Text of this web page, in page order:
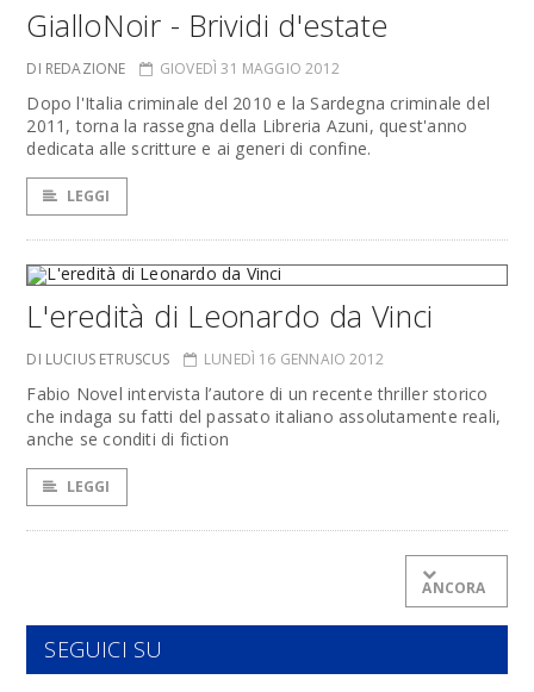
GialloNoir - Brividi d'estate
DI REDAZIONE GIOVEDÌ 31 MAGGIO 2012
Dopo l'Italia criminale del 2010 e la Sardegna criminale del
2011, torna la rassegna della Libreria Azuni, quest'anno
dedicata alle scritture e ai generi di confine.
LEGGI
L'eredità di Leonardo da Vinci
DI LUCIUS ETRUSCUS LUNEDÌ 16 GENNAIO 2012
Fabio Novel intervista l’autore di un recente thriller storico
che indaga su fatti del passato italiano assolutamente reali,
anche se conditi di fiction
LEGGI
ANCORA
SEGUICI SU